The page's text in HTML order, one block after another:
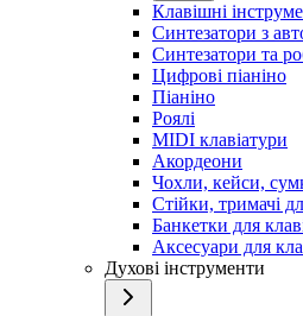
Клавішні
Синтезатори з
Синтезатори та
Цифрові піаніно
Піаніно
Роялі
MIDI клавіатури
Акордеони
Чохли, кейси,
Стійки, тримачі
Банкетки для
Аксесуари для
Духові інструменти